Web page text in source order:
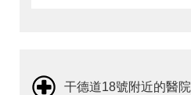
干德道18號附近的醫院